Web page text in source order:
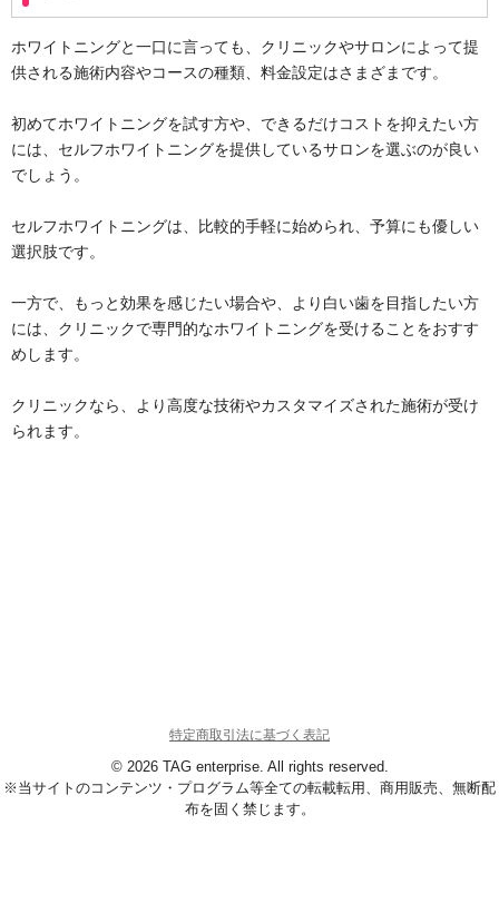
ホワイトニングと一口に言っても、クリニックやサロンによって提
供される施術内容やコースの種類、料金設定はさまざまです。
初めてホワイトニングを試す方や、できるだけコストを抑えたい方
には、セルフホワイトニングを提供しているサロンを選ぶのが良い
でしょう。
セルフホワイトニングは、比較的手軽に始められ、予算にも優しい
選択肢です。
一方で、もっと効果を感じたい場合や、より白い歯を目指したい方
には、クリニックで専門的なホワイトニングを受けることをおすす
めします。
クリニックなら、より高度な技術やカスタマイズされた施術が受け
られます。
特定商取引法に基づく表記
© 2026 TAG enterprise. All rights reserved.
※当サイトのコンテンツ・プログラム等全ての転載転用、商用販売、無断配
布を固く禁じます。